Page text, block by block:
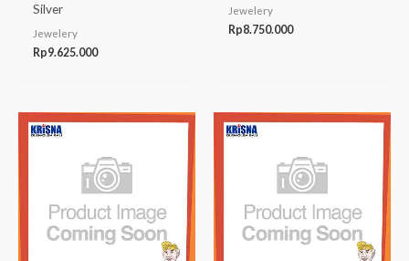
Silver
Jewelery
Rp9.625.000
Jewelery
Rp8.750.000